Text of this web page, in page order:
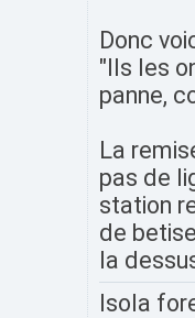
Donc
"Ils les
panne,
La
pas de
station
de
la
Isola